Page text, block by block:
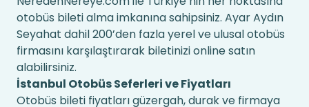
otobüs bileti alma imkanına sahipsiniz. Ayar Aydın
Seyahat dahil 200’den fazla yerel ve ulusal otobüs
firmasını karşılaştırarak biletinizi online satın
alabilirsiniz.
İstanbul Otobüs Seferleri ve Fiyatları
Otobüs bileti fiyatları güzergah, durak ve firmaya